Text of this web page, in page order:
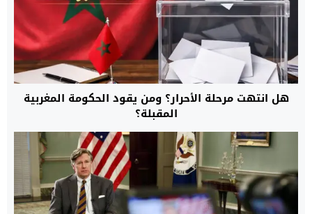
هل انتهت مرحلة الأحرار؟ ومن يقود الحكومة المغربية
المقبلة؟